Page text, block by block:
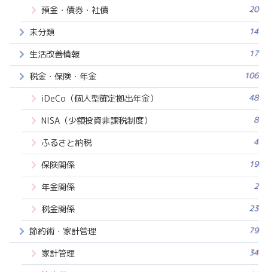
預金・債券・社債 20
未分類 14
生活改善情報 17
税金・保険・年金 106
iDeCo（個人型確定拠出年金） 48
NISA（少額投資非課税制度） 8
ふるさと納税 4
保険関係 19
年金関係 2
税金関係 23
節約術・家計管理 79
家計管理 34